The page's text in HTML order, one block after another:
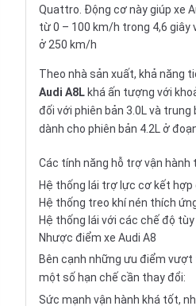
Quattro. Động cơ này giúp xe
từ 0 – 100 km/h trong 4,6 giây
ở 250 km/h
Theo nhà sản xuất, khả năng
Audi A8L khá ấn tượng với
đối với phiên bản 3.0L và
dành cho phiên bản 4.2L ở
Các tính năng hỗ trợ vận hành
Hệ thống lái trợ lực cơ kết
Hệ thống treo khí nén thích
Hệ thống lái với các chế độ
Nhược điểm xe Audi A8
Bên cạnh những ưu điểm vượt
một số hạn chế cần thay đổi:
Sức mạnh vận hành khá tốt,